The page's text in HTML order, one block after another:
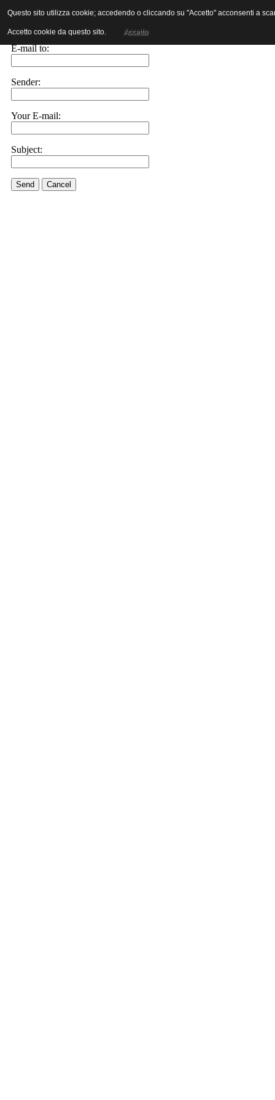
E-mail this link to a friend.
E-mail to:
Sender:
Your E-mail:
Subject:
Send Cancel
Questo sito utilizza cookie; accedendo o cliccando su "Accetto" acconsenti a
Accetto cookie da questo sito. Accetto